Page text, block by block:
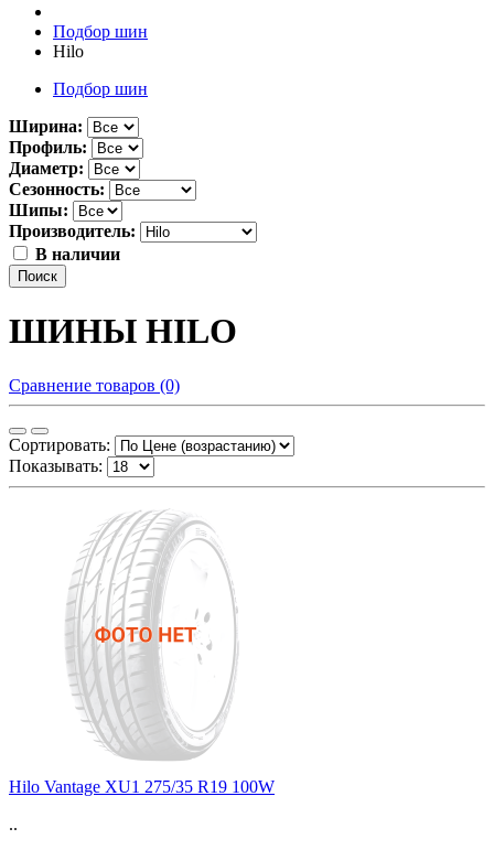
Подбор шин
Hilo
Подбор шин
Ширина:
Профиль:
Диаметр:
Сезонность:
Шипы:
Производитель:
В наличии
Поиск
ШИНЫ HILO
Сравнение товаров (0)
Сортировать:
Показывать:
Hilo Vantage XU1 275/35 R19 100W
..